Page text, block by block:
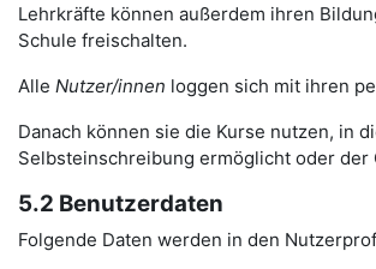
Lehrkräfte können außerdem ihren
Schule freischalten.
Alle Nutzer/innen loggen sich mit ihren
Danach können sie die Kurse nutzen, in
Selbsteinschreibung ermöglicht oder
5.2 Benutzerdaten
Folgende Daten werden in den